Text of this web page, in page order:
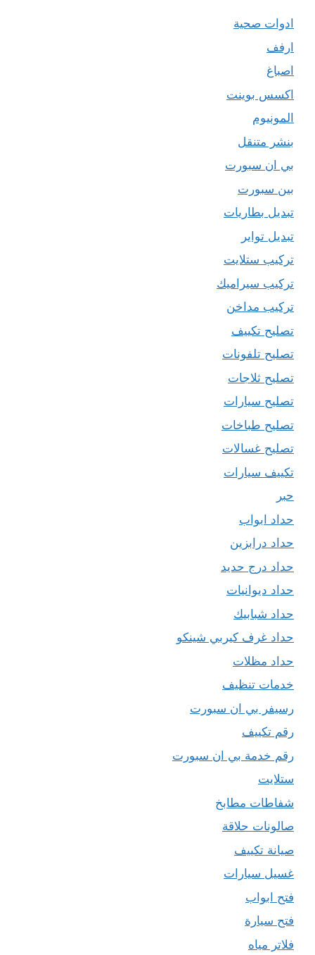
ادوات صحية
ارفف
اصباغ
اكسس بوينت
المونيوم
بنشر متنقل
بي ان سبورت
بين سبورت
تبديل بطاريات
تبديل تواير
تركيب ستلايت
تركيب سيراميك
تركيب مداخن
تصليح تكييف
تصليح تلفونات
تصليح ثلاجات
تصليح سيارات
تصليح طباخات
تصليح غسالات
تكييف سيارات
حبر
حداد ابواب
حداد درابزين
حداد درج حديد
حداد ديوانيات
حداد شبابيك
حداد غرف كيربي شينكو
حداد مظلات
خدمات تنظيف
رسيفر بي ان سبورت
رقم تكييف
رقم خدمة بي ان سبورت
ستلايت
شفاطات مطابخ
صالونات حلاقة
صيانة تكييف
غسيل سيارات
فتح ابواب
فتح سيارة
فلاتر مياه